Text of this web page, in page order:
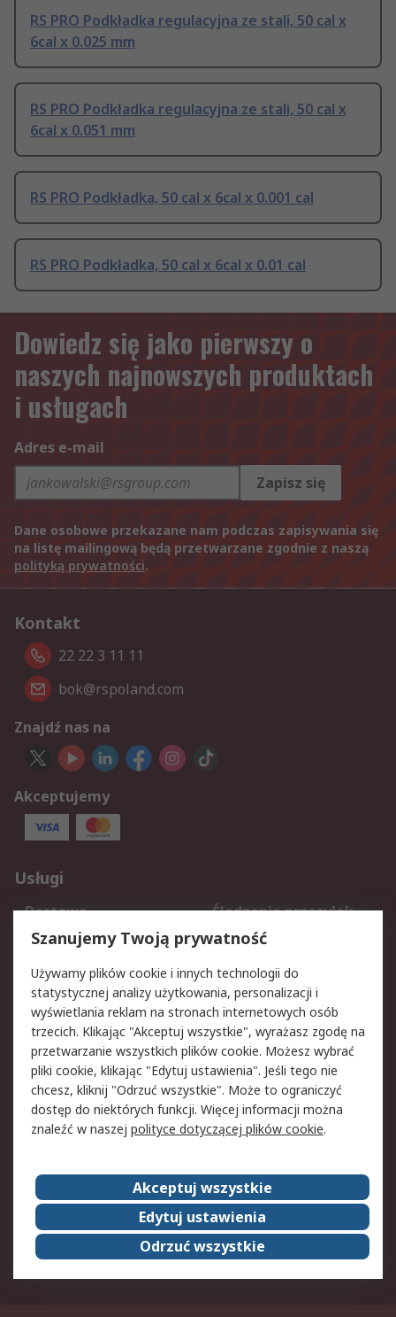
RS PRO Podkładka regulacyjna ze stali, 50 cal x
6cal x 0.025 mm
RS PRO Podkładka regulacyjna ze stali, 50 cal x
6cal x 0.051 mm
RS PRO Podkładka, 50 cal x 6cal x 0.001 cal
RS PRO Podkładka, 50 cal x 6cal x 0.01 cal
Dowiedz się jako pierwszy o
naszych najnowszych produktach
i usługach
Adres e-mail
Zapisz się
Dane osobowe przekazane nam podczas zapisywania się
na listę mailingową będą przetwarzane zgodnie z naszą
polityką prywatności.
Kontakt
22 22 3 11 11
bok@rspoland.com
Znajdź nas na
Akceptujemy
Usługi
Dostawa
Śledzenie przesyłek
Reklamacje i zwroty
Rejestracja
Aspekty prawne
Bezpieczeństwo e-
maila
Polityka dotycząca
plików cookie
Polityka prywatności
Użytkowanie witryny
Zastrzeżenia prawne
Warunki Sprzedaży
Kontakt
O firmie RS
RS na świecie
Kariera
Nagrody dla RS
ESG
Szanujemy Twoją prywatność
Używamy plików cookie i innych technologii do
statystycznej analizy użytkowania, personalizacji i
wyświetlania reklam na stronach internetowych osób
trzecich. Klikając "Akceptuj wszystkie", wyrażasz zgodę na
przetwarzanie wszystkich plików cookie. Możesz wybrać
pliki cookie, klikając "Edytuj ustawienia". Jeśli tego nie
chcesz, kliknij "Odrzuć wszystkie". Może to ograniczyć
dostęp do niektórych funkcji. Więcej informacji można
znaleźć w naszej polityce dotyczącej plików cookie.
Akceptuj wszystkie
Edytuj ustawienia
Odrzuć wszystkie